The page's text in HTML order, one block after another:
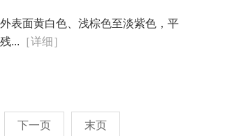
表面黄白色、浅棕色至淡紫色，平
... ［详细］
下一页 末页